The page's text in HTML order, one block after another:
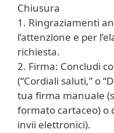
Chiusura
1. Ringraziamenti
l’attenzione e per
richiesta.
2. Firma: Concludi
(“Cordiali saluti,” o
tua firma manuale
formato cartaceo) o
invii elettronici).